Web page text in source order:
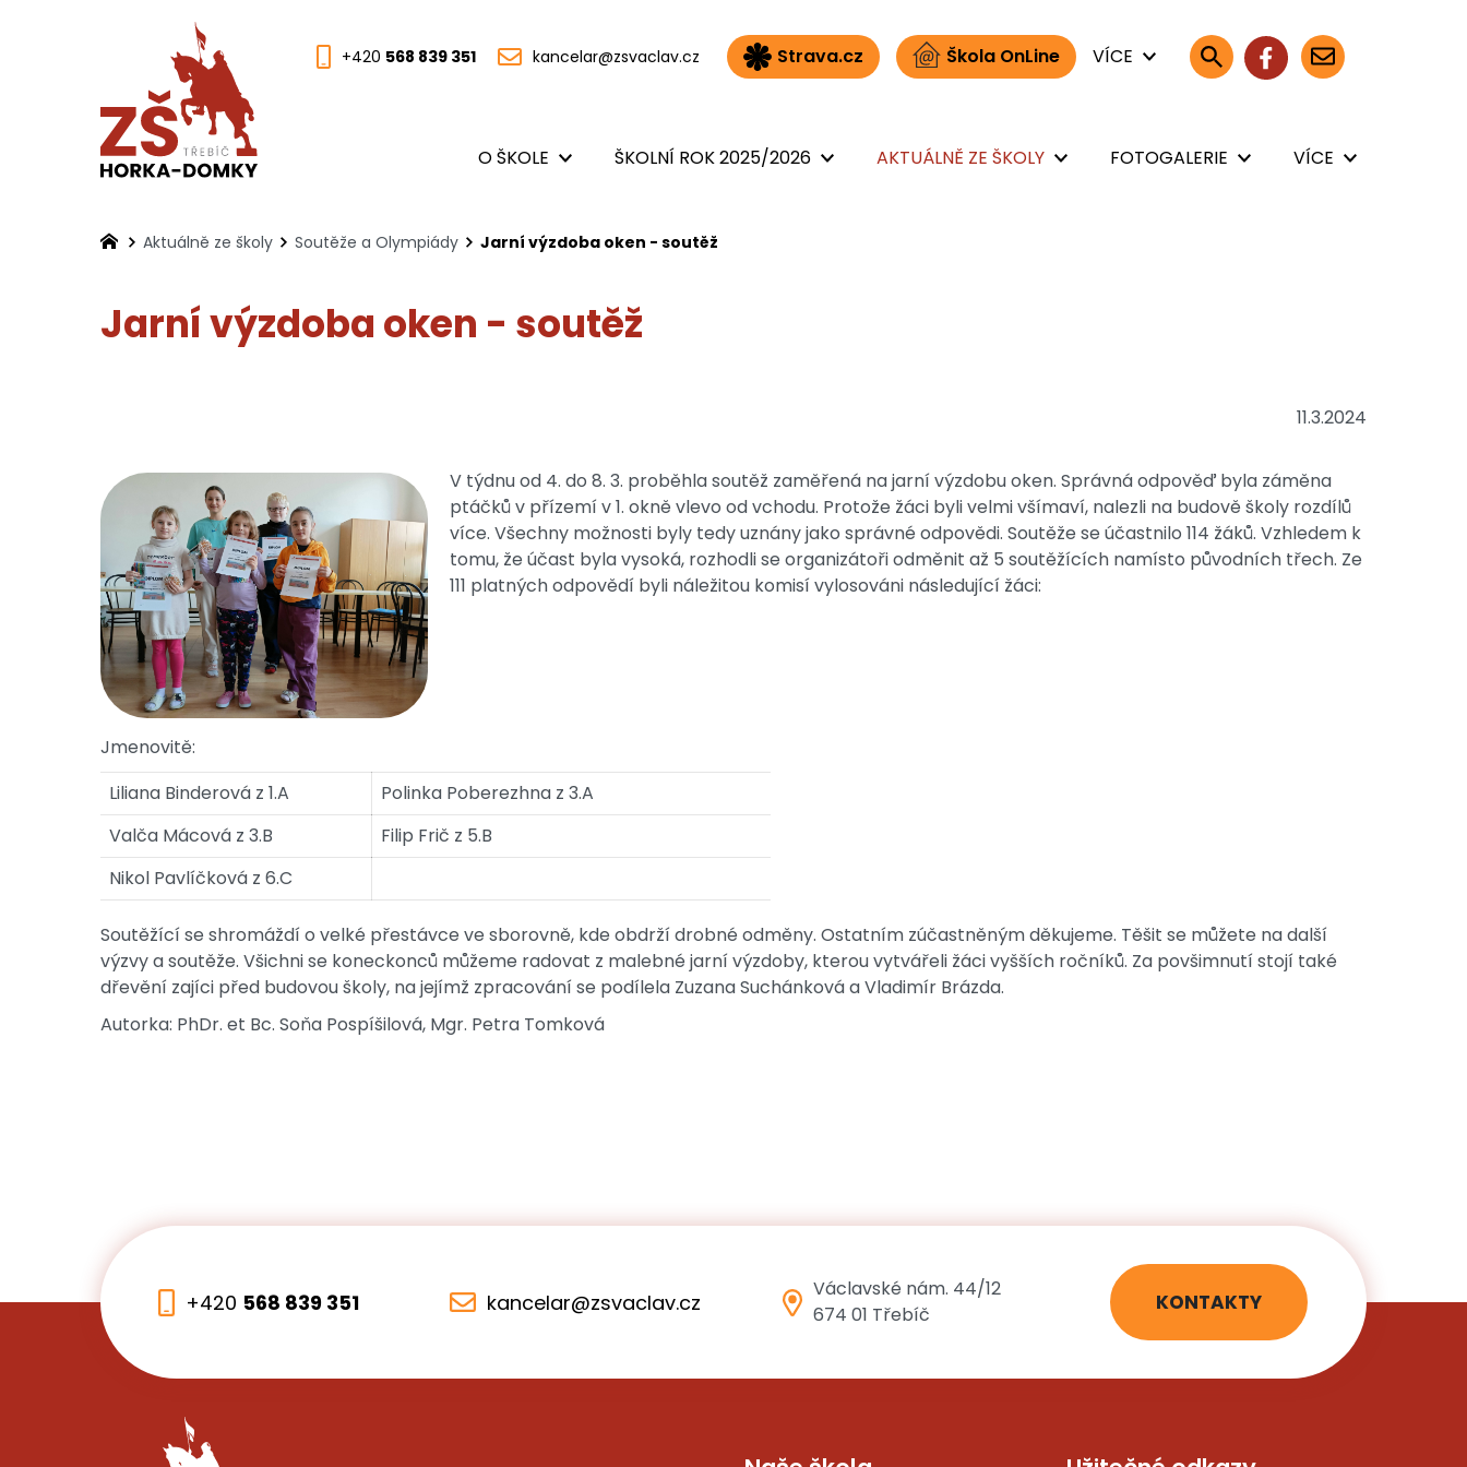
+420 568 839 351 kancelar@zsvaclav.cz Strava.cz Škola OnLine VÍCE
O ŠKOLE ŠKOLNÍ ROK 2025/2026 AKTUÁLNĚ ZE ŠKOLY FOTOGALERIE VÍCE
Aktuálně ze školy Soutěže a Olympiády Jarní výzdoba oken - soutěž
Jarní výzdoba oken - soutěž
11.3.2024
V týdnu od 4. do 8. 3. proběhla soutěž zaměřená na jarní výzdobu oken. Správná odpověď byla záměna
ptáčků v přízemí v 1. okně vlevo od vchodu. Protože žáci byli velmi všímaví, nalezli na budově školy rozdílů
více. Všechny možnosti byly tedy uznány jako správné odpovědi. Soutěže se účastnilo 114 žáků. Vzhledem k
tomu, že účast byla vysoká, rozhodli se organizátoři odměnit až 5 soutěžících namísto původních třech. Ze
111 platných odpovědí byli náležitou komisí vylosováni následující žáci:
Jmenovitě:
Liliana Binderová z 1.A
Polinka Poberezhna z 3.A
Valča Mácová z 3.B
Filip Frič z 5.B
Nikol Pavlíčková z 6.C
Soutěžící se shromáždí o velké přestávce ve sborovně, kde obdrží drobné odměny. Ostatním zúčastněným děkujeme. Těšit se můžete na další
výzvy a soutěže. Všichni se koneckonců můžeme radovat z malebné jarní výzdoby, kterou vytvářeli žáci vyšších ročníků. Za povšimnutí stojí také
dřevění zajíci před budovou školy, na jejímž zpracování se podílela Zuzana Suchánková a Vladimír Brázda.
Autorka: PhDr. et Bc. Soňa Pospíšilová, Mgr. Petra Tomková
+420 568 839 351 kancelar@zsvaclav.cz
Václavské nám. 44/12
674 01 Třebíč
KONTAKTY